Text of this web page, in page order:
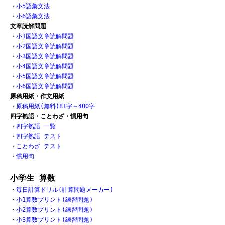
・ 小5語彙文法
・ 小6語彙文法
文章読解問題
・ 小1国語文章読解問題
・ 小2国語文章読解問題
・ 小3国語文章読解問題
・ 小4国語文章読解問題
・ 小5国語文章読解問題
・ 小6国語文章読解問題
原稿用紙・作文用紙
・ 原稿用紙(無料)81字～400字
四字熟語・ことわざ・慣用句
・ 四字熟語 一覧
・ 四字熟語 テスト
・ ことわざ テスト
・慣用句
小学生 算数
・ 毎日計算ドリル(計算問題メーカー)
・ 小1算数プリント(練習問題)
・ 小2算数プリント(練習問題)
・ 小3算数プリント(練習問題)